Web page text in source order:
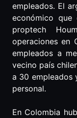
empleados. El
económico que
proptech
operaciones en
empleados a
vecino país
a 30 empleados
personal.
En Colombia